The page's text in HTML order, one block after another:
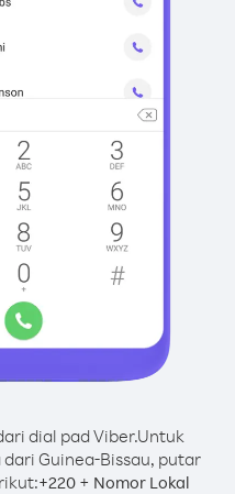
dial pad Viber.Untuk
Guinea-Bissau, putar
+220 + Nomor Lokal